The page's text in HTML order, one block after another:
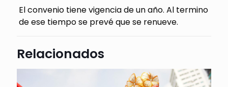
El convenio tiene vigencia de un año. Al termino
de ese tiempo se prevé que se renueve.
Relacionados